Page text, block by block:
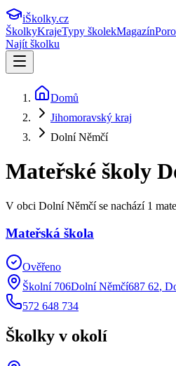
iŠkolky.cz
ŠkolkyKrajeTypy školekMagazín
Najít školku
Domů
Jihomoravský kraj
Dolní Němčí
Mateřské školy
V obci Dolní Němčí se nachází 1
Mateřská škola
Ověřeno
Školní 706Dolní Němčí687 62,
572 648 734
Školky v okolí